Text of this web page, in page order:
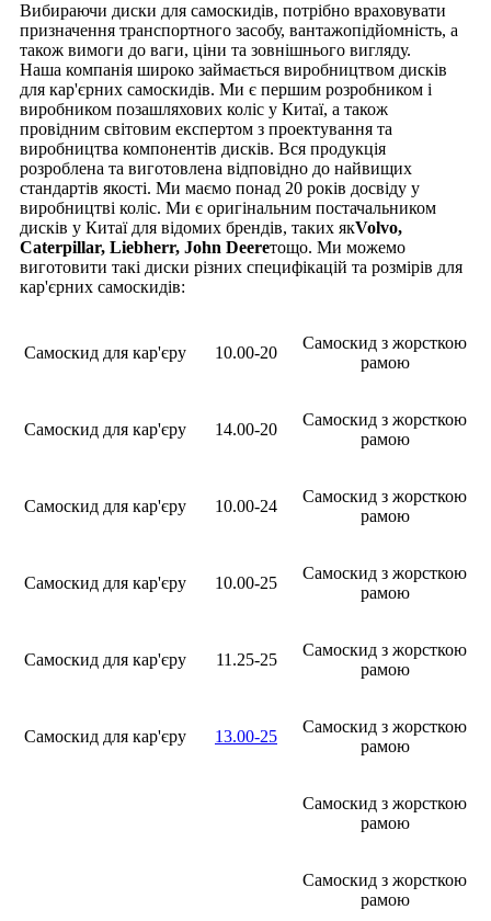
Вибираючи диски для самоскидів, потрібно враховувати
призначення транспортного засобу, вантажопідйомність, а
також вимоги до ваги, ціни та зовнішнього вигляду.
Наша компанія широко займається виробництвом дисків
для кар'єрних самоскидів. Ми є першим розробником і
виробником позашляхових коліс у Китаї, а також
провідним світовим експертом з проектування та
виробництва компонентів дисків. Вся продукція
розроблена та виготовлена ​​відповідно до найвищих
стандартів якості. Ми маємо понад 20 років досвіду у
виробництві коліс. Ми є оригінальним постачальником
дисків у Китаї для відомих брендів, таких якVolvo,
Caterpillar, Liebherr, John Deereтощо. Ми можемо
виготовити такі диски різних специфікацій та розмірів для
кар'єрних самоскидів:
Самоскид для кар'єру 10.00-20
Самоскид з жорсткою
рамою
Самоскид для кар'єру 14.00-20
Самоскид з жорсткою
рамою
Самоскид для кар'єру 10.00-24
Самоскид з жорсткою
рамою
Самоскид для кар'єру 10.00-25
Самоскид з жорсткою
рамою
Самоскид для кар'єру 11.25-25
Самоскид з жорсткою
рамою
Самоскид для кар'єру 13.00-25
Самоскид з жорсткою
рамою
Самоскид з жорсткою
рамою
Самоскид з жорсткою
рамою